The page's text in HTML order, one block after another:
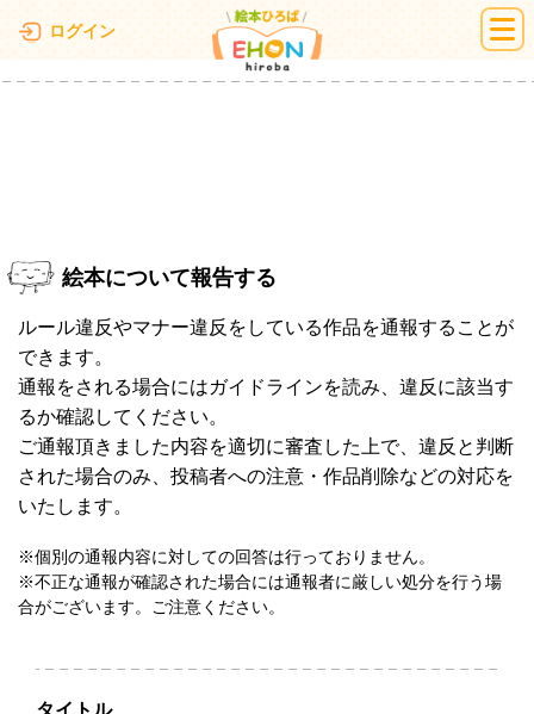
ログイン 絵本ひろば
絵本について報告する
ルール違反やマナー違反をしている作品を通報することが
できます。
通報をされる場合にはガイドラインを読み、違反に該当す
るか確認してください。
ご通報頂きました内容を適切に審査した上で、違反と判断
された場合のみ、投稿者への注意・作品削除などの対応を
いたします。
※個別の通報内容に対しての回答は行っておりません。
※不正な通報が確認された場合には通報者に厳しい処分を行う場
合がございます。ご注意ください。